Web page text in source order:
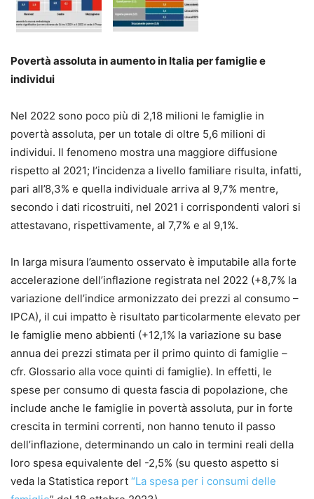
Povertà assoluta in aumento in Italia per famiglie e
individui
Nel 2022 sono poco più di 2,18 milioni le famiglie in
povertà assoluta, per un totale di oltre 5,6 milioni di
individui. Il fenomeno mostra una maggiore diffusione
rispetto al 2021; l’incidenza a livello familiare risulta, infatti,
pari all’8,3% e quella individuale arriva al 9,7% mentre,
secondo i dati ricostruiti, nel 2021 i corrispondenti valori si
attestavano, rispettivamente, al 7,7% e al 9,1%.
In larga misura l’aumento osservato è imputabile alla forte
accelerazione dell’inflazione registrata nel 2022 (+8,7% la
variazione dell’indice armonizzato dei prezzi al consumo –
IPCA), il cui impatto è risultato particolarmente elevato per
le famiglie meno abbienti (+12,1% la variazione su base
annua dei prezzi stimata per il primo quinto di famiglie –
cfr. Glossario alla voce quinti di famiglie). In effetti, le
spese per consumo di questa fascia di popolazione, che
include anche le famiglie in povertà assoluta, pur in forte
crescita in termini correnti, non hanno tenuto il passo
dell’inflazione, determinando un calo in termini reali della
loro spesa equivalente del -2,5% (su questo aspetto si
veda la Statistica report “La spesa per i consumi delle